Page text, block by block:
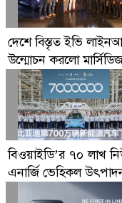
দেশে বিস্তৃত ইভি
উন্মোচন করলো
বিওয়াইডি’র ৭০ লাখ
এনার্জি ভেহিকল